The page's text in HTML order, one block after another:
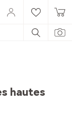
hautes